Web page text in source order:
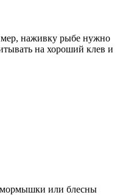
наживку рыбе нужно
на хороший клев и
мормышки или блесны